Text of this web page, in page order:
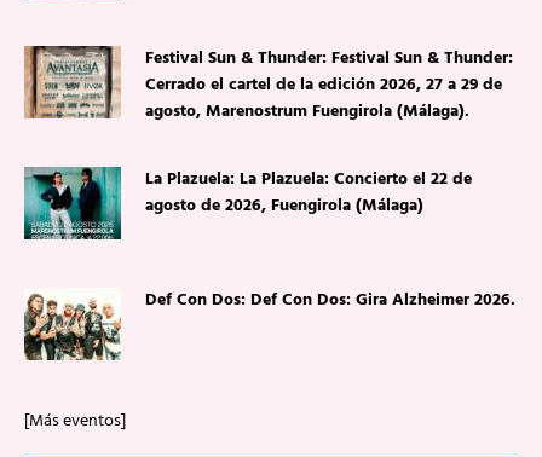
Festival Sun & Thunder: Festival Sun & Thunder:
Cerrado el cartel de la edición 2026, 27 a 29 de
agosto, Marenostrum Fuengirola (Málaga).
La Plazuela: La Plazuela: Concierto el 22 de
agosto de 2026, Fuengirola (Málaga)
Def Con Dos: Def Con Dos: Gira Alzheimer 2026.
[Más eventos]